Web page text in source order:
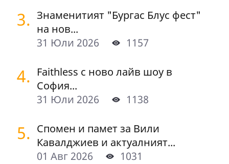
3. Знаменитият "Бургас Блус фест"
на нов...
31 Юли 2026
1157
4. Faithless с ново лайв шоу в
София...
31 Юли 2026
1138
5. Спомен и памет за Вили
Кавалджиев и актуалният...
01 Авг 2026
1031